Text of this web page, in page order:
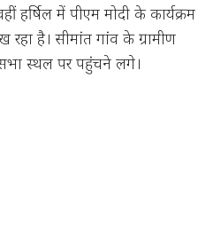
हर्षिल में पीएम मोदी के कार्यक्रम
रहा है। सीमांत गांव के ग्रामीण
स्थल पर पहुंचने लगे।